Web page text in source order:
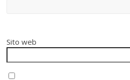
Sito web